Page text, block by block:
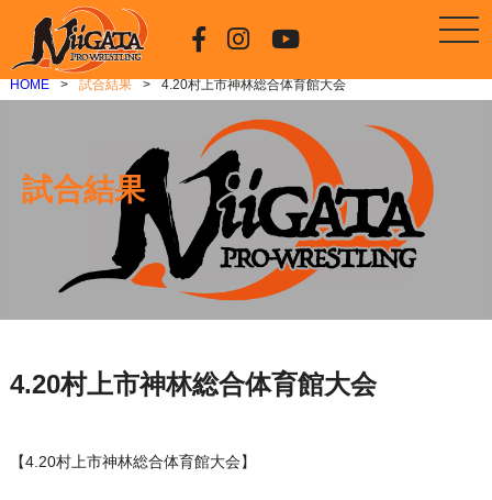
HOME 試合結果 4.20村上市神林総合体育館大会
試合結果
4.20村上市神林総合体育館大会
【4.20村上市神林総合体育館大会】